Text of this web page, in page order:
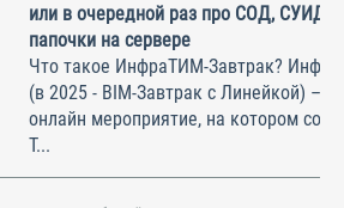
или в очередной раз про СОД, СУИД и
папочки на сервере
Что такое ИнфраТИМ-Завтрак?
(в 2025 - BIM-Завтрак с Линейкой) –
онлайн мероприятие, на котором
Т...